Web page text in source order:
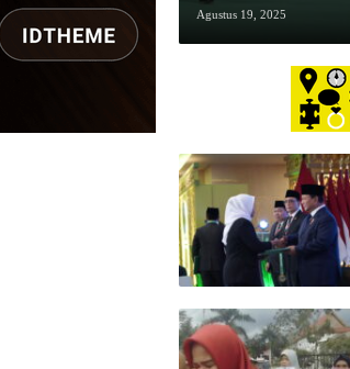
Kedaulatannya
Agustus 19, 2025